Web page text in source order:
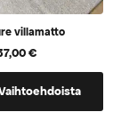
villamatto
€